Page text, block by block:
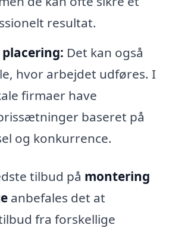
resultat.
Det kan også
hvor arbejdet udføres. I
firmaer have
baseret på
og konkurrence.
tilbud på montering
anbefales det at
fra forskellige